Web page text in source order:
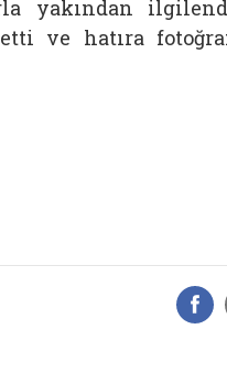
yakından
ve hatıra